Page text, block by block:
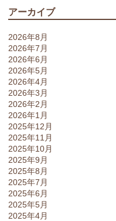
アーカイブ
2026年8月
2026年7月
2026年6月
2026年5月
2026年4月
2026年3月
2026年2月
2026年1月
2025年12月
2025年11月
2025年10月
2025年9月
2025年8月
2025年7月
2025年6月
2025年5月
2025年4月